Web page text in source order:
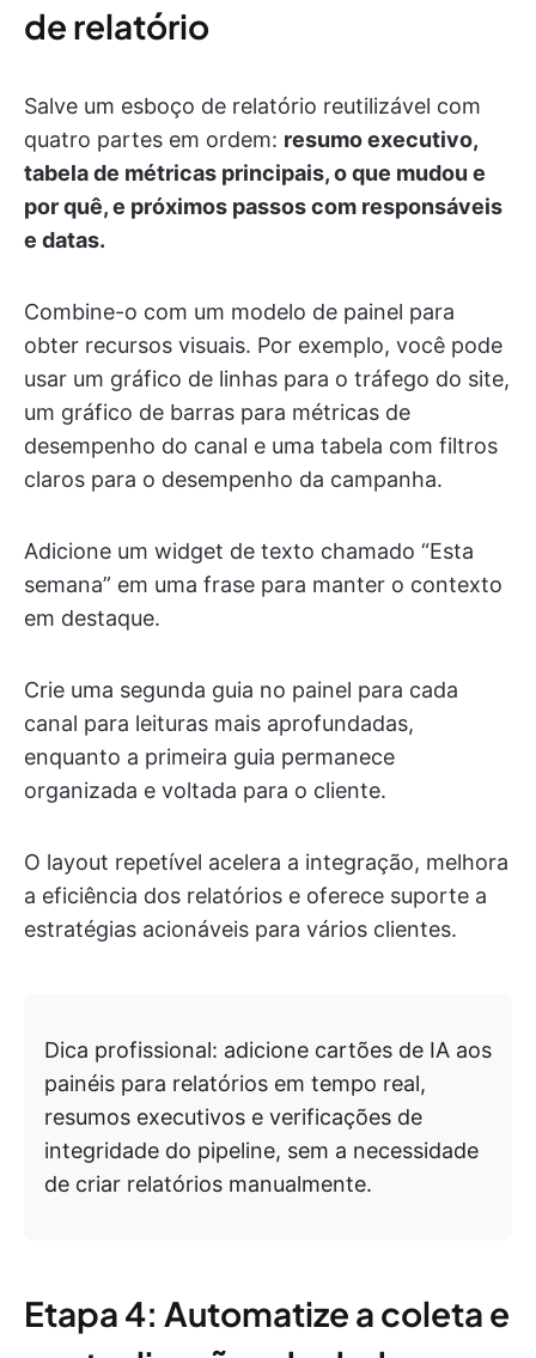
de relatório
Salve um esboço de relatório reutilizável com
quatro partes em ordem: resumo executivo,
tabela de métricas principais, o que mudou e
por quê, e próximos passos com responsáveis
e datas.
Combine-o com um modelo de painel para
obter recursos visuais. Por exemplo, você pode
usar um gráfico de linhas para o tráfego do site,
um gráfico de barras para métricas de
desempenho do canal e uma tabela com filtros
claros para o desempenho da campanha.
Adicione um widget de texto chamado “Esta
semana” em uma frase para manter o contexto
em destaque.
Crie uma segunda guia no painel para cada
canal para leituras mais aprofundadas,
enquanto a primeira guia permanece
organizada e voltada para o cliente.
O layout repetível acelera a integração, melhora
a eficiência dos relatórios e oferece suporte a
estratégias acionáveis para vários clientes.
Dica profissional: adicione cartões de IA aos
painéis para relatórios em tempo real,
resumos executivos e verificações de
integridade do pipeline, sem a necessidade
de criar relatórios manualmente.
Etapa 4: Automatize a coleta e